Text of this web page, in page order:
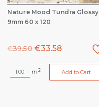
Nature Mood Tundra Glossy
9mm 60 x 120
€39.50 €33.58
m 2 Add to Cart